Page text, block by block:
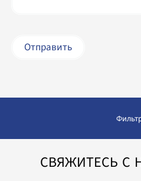
СВЯЖИТЕСЬ С